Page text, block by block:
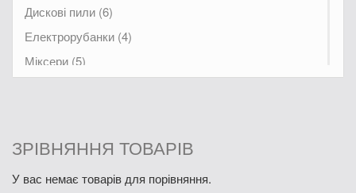
Дискові пили (6)
Електрорубанки (4)
Міксери (5)
Термоповітродувки (3)
Інші електроінструменти (1)
ЗРІВНЯННЯ ТОВАРІВ
У вас немає товарів для порівняння.